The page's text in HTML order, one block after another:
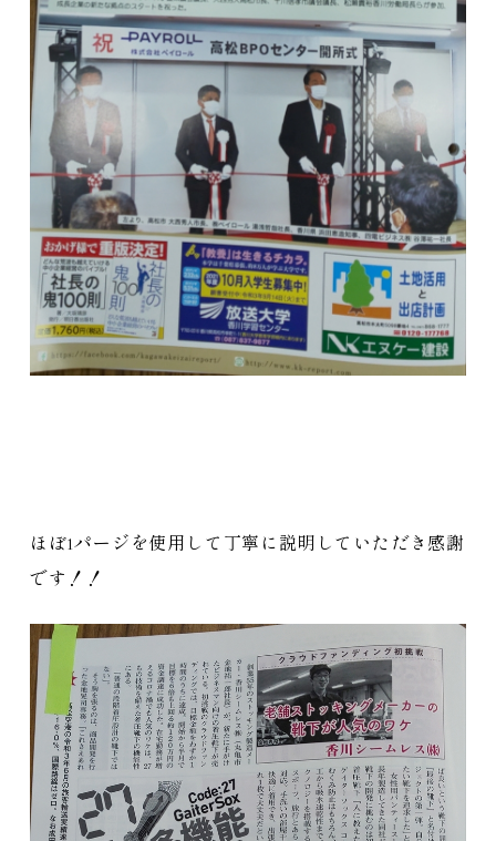
ほぼ1パージを使用して丁寧に説明していただき感謝
です！！